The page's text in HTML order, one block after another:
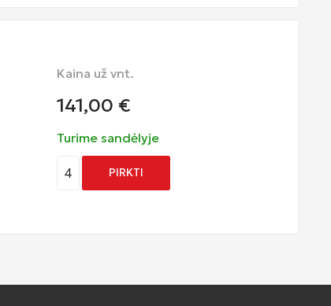
Kaina už vnt.
141,00 €
Turime sandėlyje
4 PIRKTI